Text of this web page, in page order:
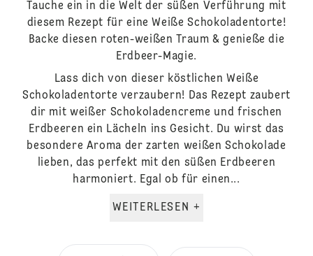
Tauche ein in die Welt der süßen Verführung mit
diesem Rezept für eine Weiße Schokoladentorte!
Backe diesen roten-weißen Traum & genieße die
Erdbeer-Magie.
Lass dich von dieser köstlichen Weiße
Schokoladentorte verzaubern! Das Rezept zaubert
dir mit weißer Schokoladencreme und frischen
Erdbeeren ein Lächeln ins Gesicht. Du wirst das
besondere Aroma der zarten weißen Schokolade
lieben, das perfekt mit den süßen Erdbeeren
harmoniert. Egal ob für einen...
WEITERLESEN +